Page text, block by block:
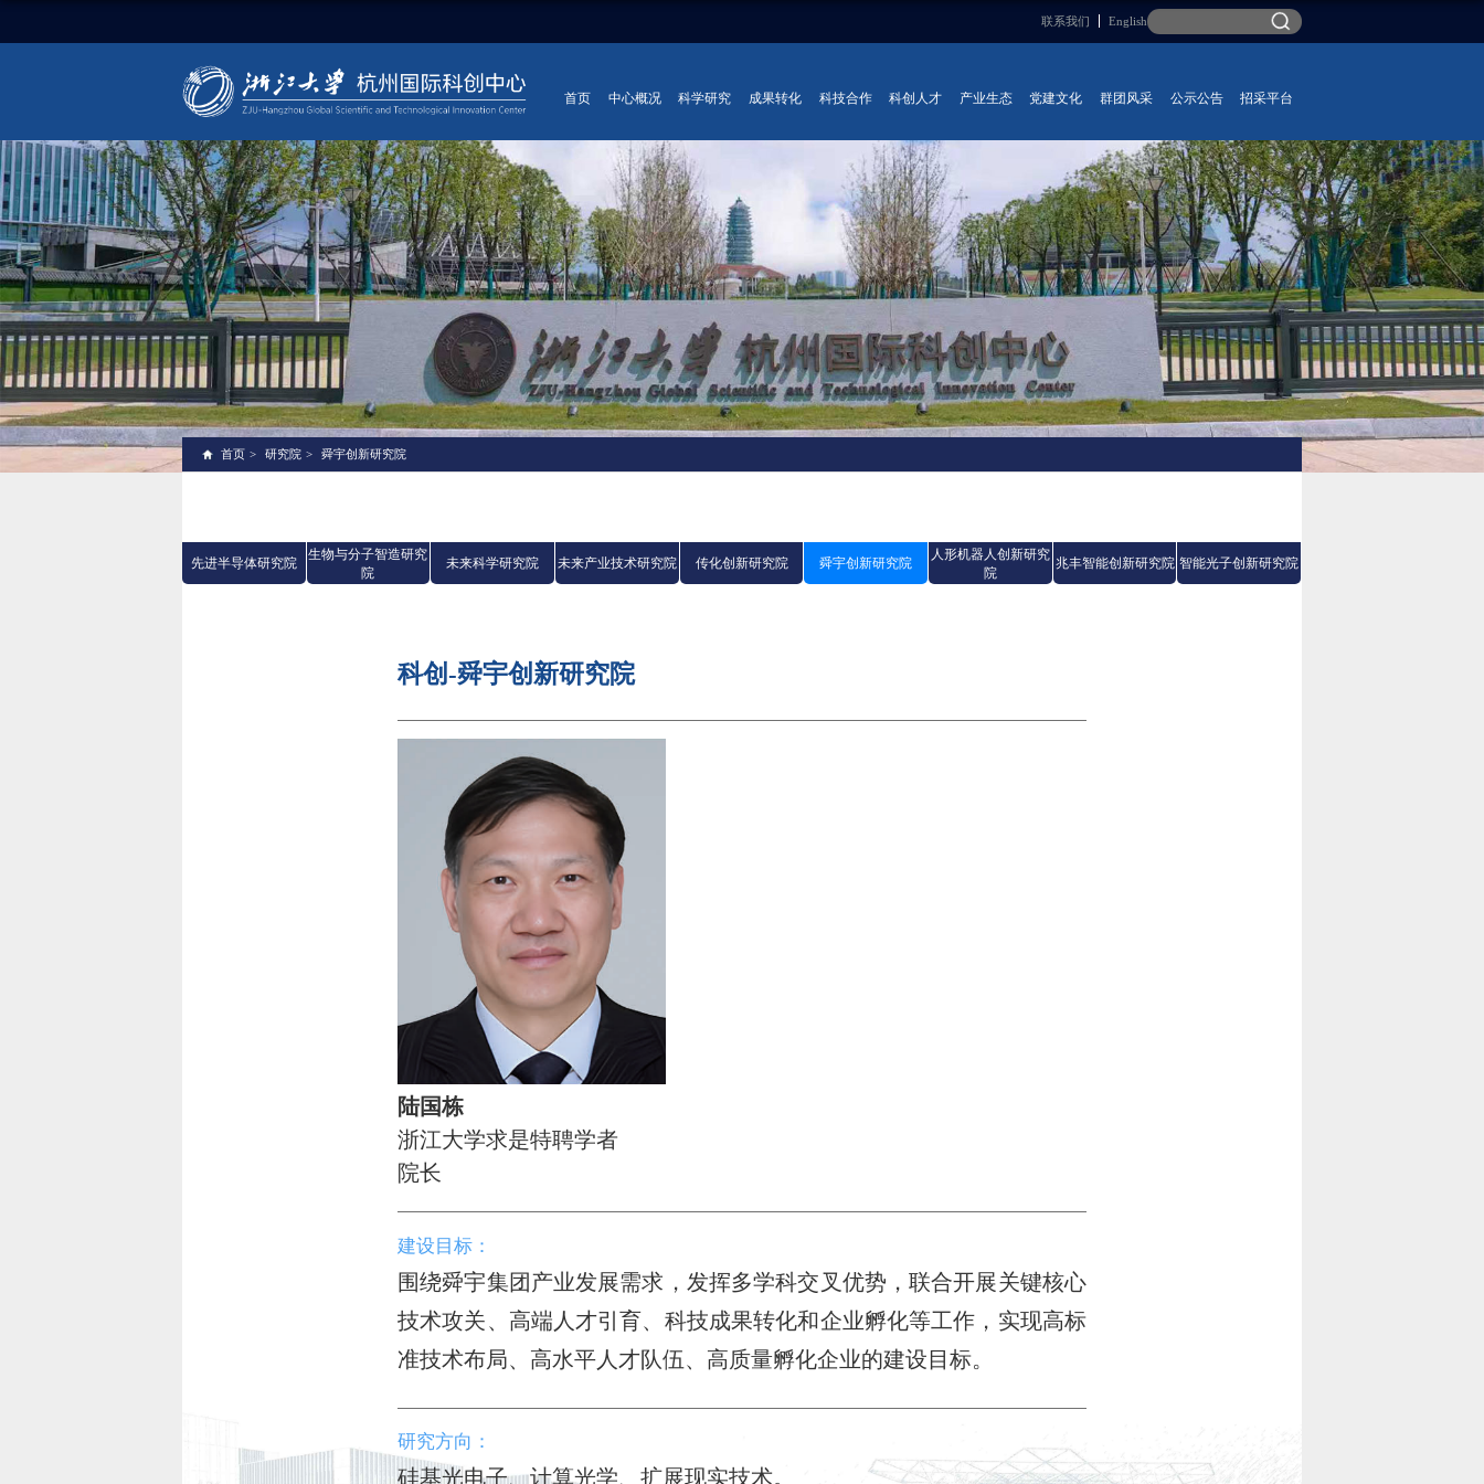
联系我们 English
首页 中心概况 科学研究 成果转化 科技合作 科创人才 产业生态 党建文化 群团风采 公示公告 招采平台
首页 > 研究院 > 舜宇创新研究院
先进半导体研究院
生物与分子智造研究
院
未来科学研究院 未来产业技术研究院 传化创新研究院 舜宇创新研究院
人形机器人创新研究
院
兆丰智能创新研究院 智能光子创新研究院
科创-舜宇创新研究院
陆国栋
浙江大学求是特聘学者
院长
建设目标：
围绕舜宇集团产业发展需求，发挥多学科交叉优势，联合开展关键核心
技术攻关、高端人才引育、科技成果转化和企业孵化等工作，实现高标
准技术布局、高水平人才队伍、高质量孵化企业的建设目标。
研究方向：
硅基光电子、计算光学、扩展现实技术。